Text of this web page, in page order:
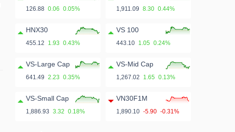
126.88 0.06 0.05% 1,911.09 8.30 0.44%
HNX30
455.12 1.93 0.43%
VS 100
443.10 1.05 0.24%
VS-Large Cap
641.49 2.23 0.35%
VS-Mid Cap
1,267.02 1.65 0.13%
VS-Small Cap
1,886.93 3.32 0.18%
VN30F1M
1,890.10 -5.90 -0.31%